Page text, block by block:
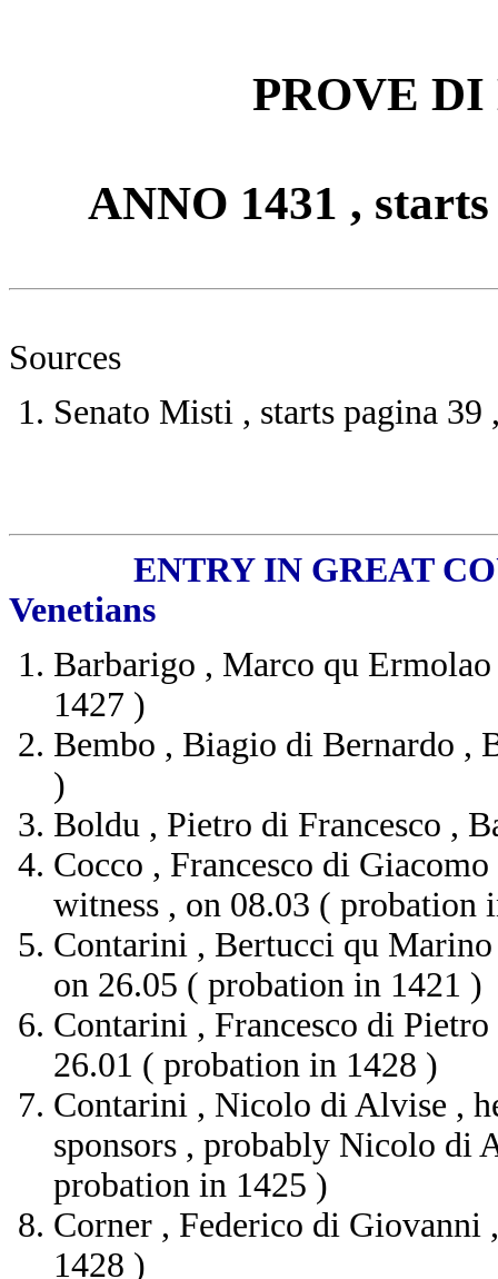
PROVE DI
ANNO 1431 ,
Sources
Senato Misti , starts pagina 39
ENTRY IN GREAT
Venetians
Barbarigo , Marco qu
1427 )
Bembo , Biagio di Bernardo ,
)
Boldu , Pietro di Francesco ,
Cocco , Francesco di
witness , on 08.03 ( probation
Contarini , Bertucci qu
on 26.05 ( probation in 1421 )
Contarini , Francesco di
26.01 ( probation in 1428 )
Contarini , Nicolo di Alvise ,
sponsors , probably Nicolo di
probation in 1425 )
Corner , Federico di
1428 )